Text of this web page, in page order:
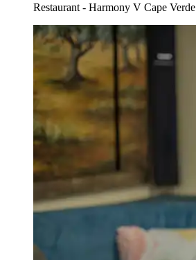
Restaurant - Harmony V Cape Verde